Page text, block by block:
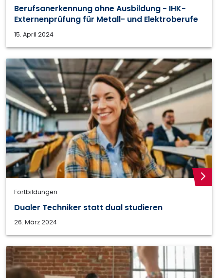
Berufsanerkennung ohne Ausbildung - IHK-
Externenprüfung für Metall- und Elektroberufe
15. April 2024
Fortbildungen
Dualer Techniker statt dual studieren
26. März 2024